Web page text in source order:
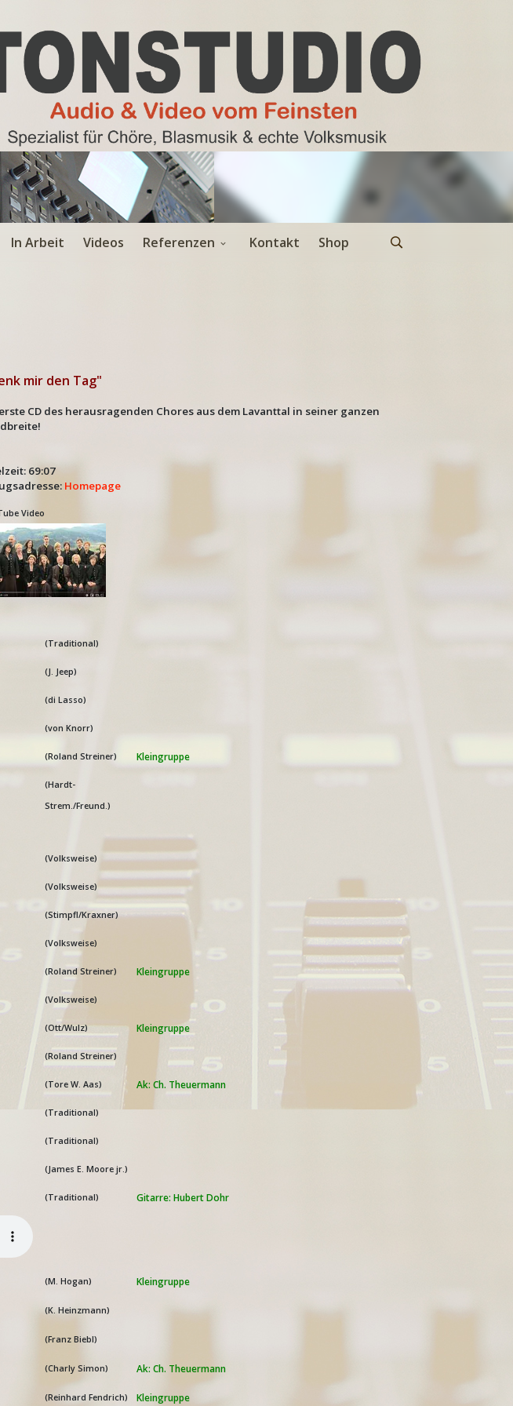
In Arbeit Videos Referenzen Kontakt Shop
mir den Tag"
CD des herausragenden Chores aus dem Lavanttal in seiner ganzen
69:07
Homepage
Video
(Traditional)
(J. Jeep)
(di Lasso)
(von Knorr)
(Roland Streiner) Kleingruppe
(Hardt-
Strem./Freund.)
(Volksweise)
(Volksweise)
(Stimpfl/Kraxner)
(Volksweise)
(Roland Streiner) Kleingruppe
(Volksweise)
(Ott/Wulz) Kleingruppe
(Roland Streiner)
(Tore W. Aas) Ak: Ch. Theuermann
(Traditional)
(Traditional)
(James E. Moore jr.)
(Traditional) Gitarre: Hubert Dohr
(M. Hogan) Kleingruppe
(K. Heinzmann)
(Franz Biebl)
(Charly Simon) Ak: Ch. Theuermann
(Reinhard Fendrich) Kleingruppe